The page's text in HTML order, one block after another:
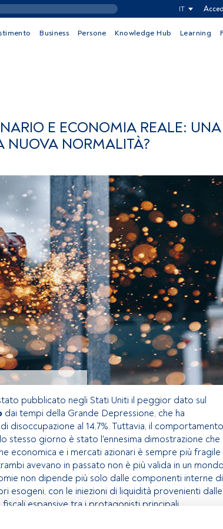
IT
Business Persone Knowledge Hub Learning
E ECONOMIA REALE: UNA
NUOVA NORMALITÀ?
pubblicato negli Stati Uniti il peggior dato sul
dai tempi della Grande Depressione, che ha
disoccupazione al 14,7%. Tuttavia, il comportamento
stesso giorno è stato l'ennesima dimostrazione che
economica e i mercati azionari è sempre più fragile
avevano in passato non è più valida in un
non dipende più solo dalle componenti interne di
esogeni, con le iniezioni di liquidità provenienti dalle
espansive tra i protagonisti principali.